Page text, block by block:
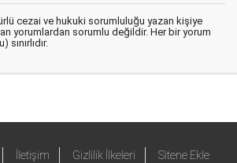
cezai ve hukuki sorumluluğu yazan kişiye
yorumlardan sorumlu değildir. Her bir yorum
İletişim Gizlilik İlkeleri Sitene Ekle